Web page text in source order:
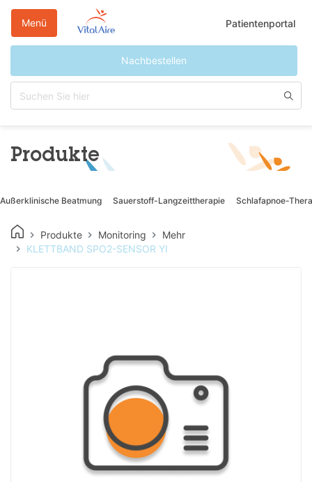
Patientenportal
Nachbestellen
Menü
Produkte
Außerklinische Beatmung Sauerstoff-Langzeittherapie Schlafapnoe-
Produkte Monitoring
Mehr
KLETTBAND SPO2-SENSOR YI